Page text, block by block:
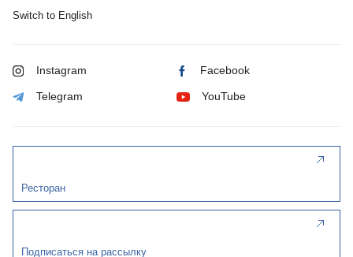
Switch to English
Instagram Facebook
Telegram YouTube
Ресторан
Подписаться на рассылку